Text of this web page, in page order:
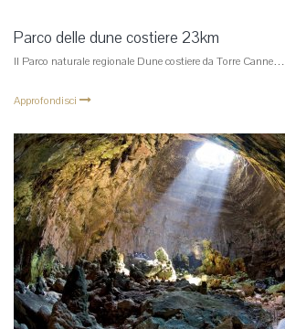
Parco delle dune costiere 23km
Il Parco naturale regionale Dune costiere da Torre Canne…
Approfondisci